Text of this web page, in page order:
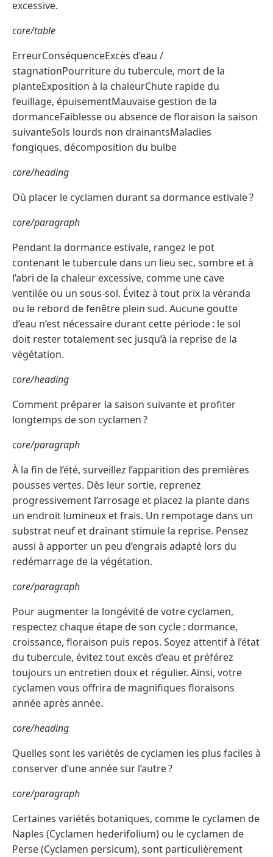
excessive.
core/table
ErreurConséquenceExcès d’eau /
stagnationPourriture du tubercule, mort de la
planteExposition à la chaleurChute rapide du
feuillage, épuisementMauvaise gestion de la
dormanceFaiblesse ou absence de floraison la saison
suivanteSols lourds non drainantsMaladies
fongiques, décomposition du bulbe
core/heading
Où placer le cyclamen durant sa dormance estivale ?
core/paragraph
Pendant la dormance estivale, rangez le pot
contenant le tubercule dans un lieu sec, sombre et à
l’abri de la chaleur excessive, comme une cave
ventilée ou un sous-sol. Évitez à tout prix la véranda
ou le rebord de fenêtre plein sud. Aucune goutte
d’eau n’est nécessaire durant cette période : le sol
doit rester totalement sec jusqu’à la reprise de la
végétation.
core/heading
Comment préparer la saison suivante et profiter
longtemps de son cyclamen ?
core/paragraph
À la fin de l’été, surveillez l’apparition des premières
pousses vertes. Dès leur sortie, reprenez
progressivement l’arrosage et placez la plante dans
un endroit lumineux et frais. Un rempotage dans un
substrat neuf et drainant stimule la reprise. Pensez
aussi à apporter un peu d’engrais adapté lors du
redémarrage de la végétation.
core/paragraph
Pour augmenter la longévité de votre cyclamen,
respectez chaque étape de son cycle : dormance,
croissance, floraison puis repos. Soyez attentif à l’état
du tubercule, évitez tout excès d’eau et préférez
toujours un entretien doux et régulier. Ainsi, votre
cyclamen vous offrira de magnifiques floraisons
année après année.
core/heading
Quelles sont les variétés de cyclamen les plus faciles à
conserver d’une année sur l’autre ?
core/paragraph
Certaines variétés botaniques, comme le cyclamen de
Naples (Cyclamen hederifolium) ou le cyclamen de
Perse (Cyclamen persicum), sont particulièrement